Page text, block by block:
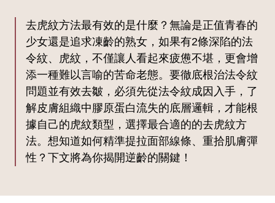
去虎紋方法最有效的是什麼？無論是正值青春的
少女還是追求凍齡的熟女，如果有2條深陷的法
令紋、虎紋，不僅讓人看起來疲憊不堪，更會增
添一種難以言喻的苦命老態。要徹底根治法令紋
問題並有效去皺，必須先從法令紋成因入手，了
解皮膚組織中膠原蛋白流失的底層邏輯，才能根
據自己的虎紋類型，選擇最合適的的去虎紋方
法。想知道如何精準提拉面部線條、重拾肌膚彈
性？下文將為你揭開逆齡的關鍵！